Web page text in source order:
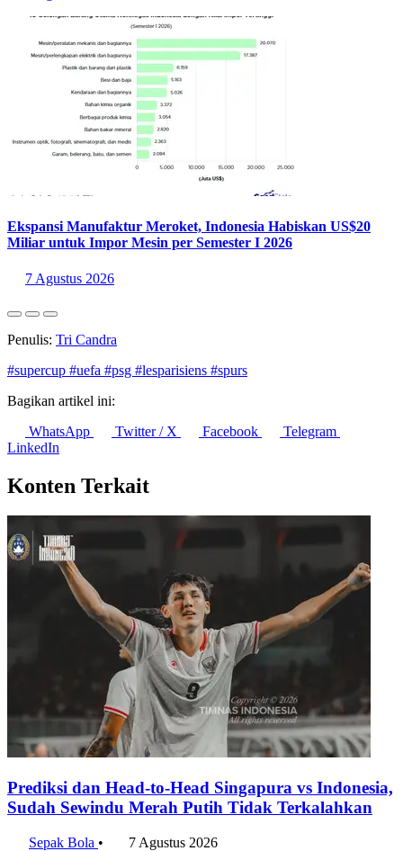
Ekspansi Manufaktur Meroket, Indonesia Habiskan US$20
Miliar untuk Impor Mesin per Semester I 2026
7 Agustus 2026
Penulis: Tri Candra
#supercup #uefa #psg #lesparisiens #spurs
Bagikan artikel ini:
WhatsApp
Twitter / X Facebook
Telegram
LinkedIn
Konten Terkait
Prediksi dan Head-to-Head Singapura vs Indonesia,
Sudah Sewindu Merah Putih Tidak Terkalahkan
Sepak Bola • 7 Agustus 2026